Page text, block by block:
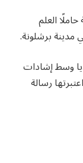
العلم
مدينة برشلونة.
وسط إشادات
رسالة